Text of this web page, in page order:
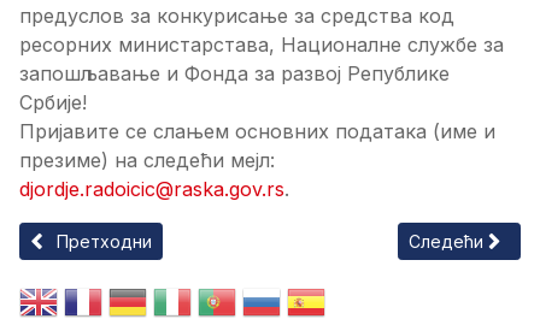
предуслов за конкурисање за средства код
ресорних министарстава, Националне службе за
запошљавање и Фонда за развој Републике
Србије!
Пријавите се слањем основних података (име и
презиме) на следећи мејл:
djordje.radoicic@raska.gov.rs.
Претходни чланак: ИЗЛАГАЊЕ НА ЈАВНИ УВИД ИЗМЕНЕ
Претходни Следећи
Следећи